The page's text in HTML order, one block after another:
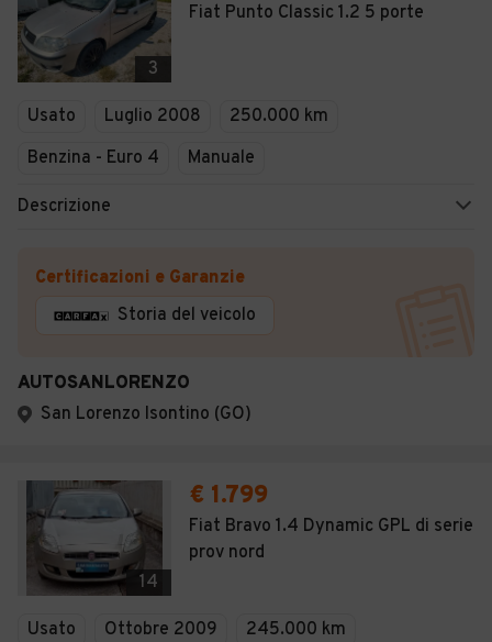
3
Fiat Punto Classic 1.2 5 porte
Usato Luglio 2008
250.000 km
Benzina - Euro 4
Manuale
Descrizione
Certificazioni e Garanzie
Storia del veicolo
AUTOSANLORENZO
San Lorenzo Isontino (GO)
14
€ 1.799
Fiat Bravo 1.4 Dynamic GPL di serie
prov nord
Usato Ottobre 2009
245.000 km